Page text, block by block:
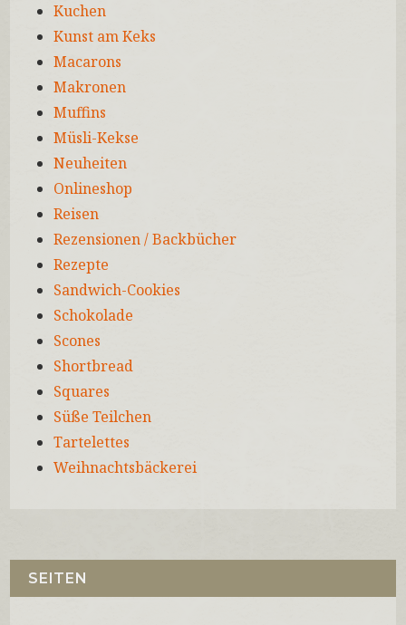
Kuchen
Kunst am Keks
Macarons
Makronen
Muffins
Müsli-Kekse
Neuheiten
Onlineshop
Reisen
Rezensionen / Backbücher
Rezepte
Sandwich-Cookies
Schokolade
Scones
Shortbread
Squares
Süße Teilchen
Tartelettes
Weihnachtsbäckerei
SEITEN